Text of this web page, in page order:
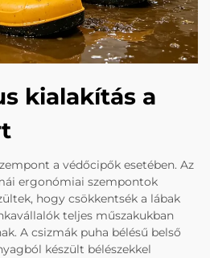
kialakítás a
a védőcipők esetében. Az
ergonómiai szempontok
hogy csökkentsék a lábak
teljes műszakukban
A csizmák puha bélésű belső
készült bélészekkel